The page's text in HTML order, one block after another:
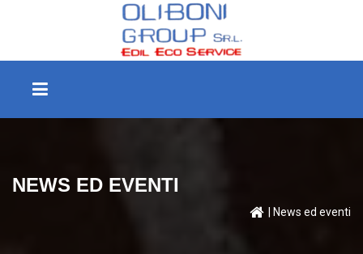
NEWS ED EVENTI
| News ed eventi